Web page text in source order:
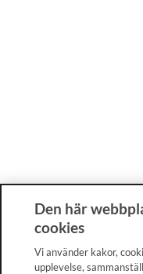
Den här
cookies
Vi använder kakor,
upplevelse,